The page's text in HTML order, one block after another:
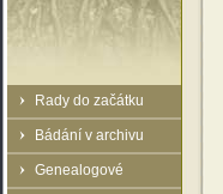
Rady do začátku
Bádání v archivu
Genealogové